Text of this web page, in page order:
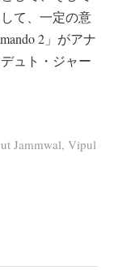
て、一定の意
2」がアナ
ュト・ジャー
Jammwal, Vipul